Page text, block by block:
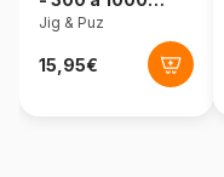
pièces
Jig & Puz